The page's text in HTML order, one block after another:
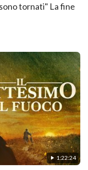
tornati" La fine
1:22:24